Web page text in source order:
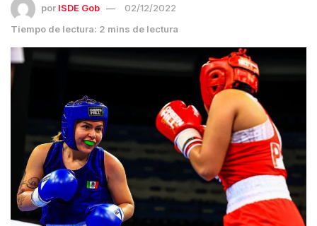
por ISDE Gob
02/12/2022
Tiempo de lectura: 2 mins de lectura